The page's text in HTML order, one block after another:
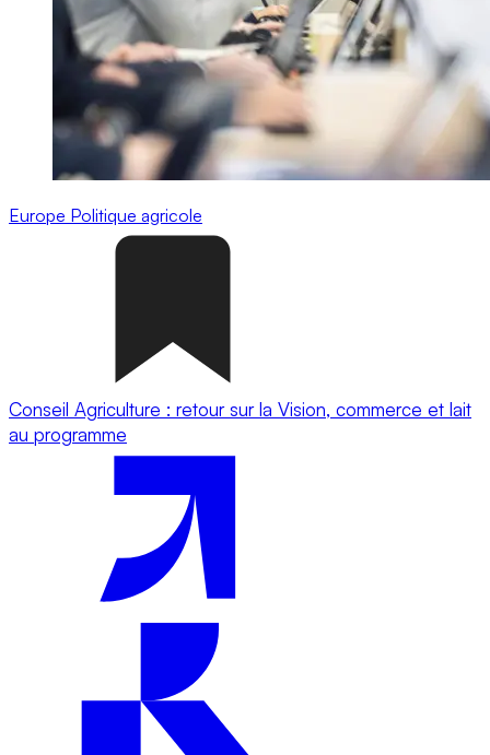
Europe Politique agricole
Conseil Agriculture : retour sur la Vision, commerce et lait
au programme